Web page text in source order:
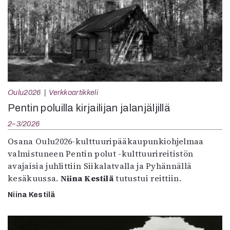
Oulu2026 Verkkoartikkeli
Pentin poluilla kirjailijan jalanjäljillä
2–3/2026
Osana Oulu2026-kulttuuripääkaupunkiohjelmaa
valmistuneen Pentin polut -kulttuurireitistön
avajaisia juhlittiin Siikalatvalla ja Pyhännällä
kesäkuussa. Niina Kestilätutustui reittiin.
Niina Kestilä